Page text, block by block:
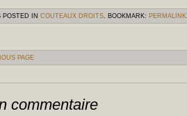
POSTED IN COUTEAUX DROITS . BOOKMARK: PERMALINK
PAGE
commentaire